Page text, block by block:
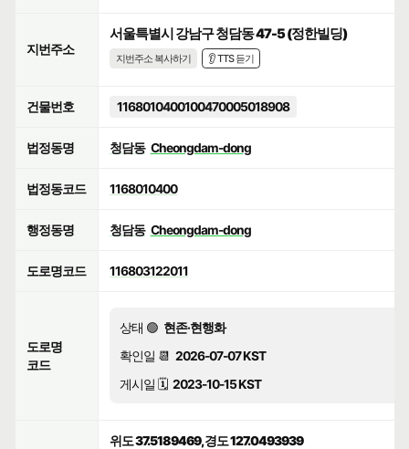
지번주소
서울특별시 강남구 청담동 47-5 (정한빌딩)
지번주소 복사하기 👂 TTS 듣기
건물번호 1168010400100470005018908
법정동명 청담동 Cheongdam-dong
법정동코드 1168010400
행정동명 청담동 Cheongdam-dong
도로명코드 116803122011
도로명
코드
상태 🟢 현존·현행화
확인일 📆 2026-07-07 KST
게시일 🗓️ 2023-10-15 KST
위도 37.5189469, 경도 127.0493939